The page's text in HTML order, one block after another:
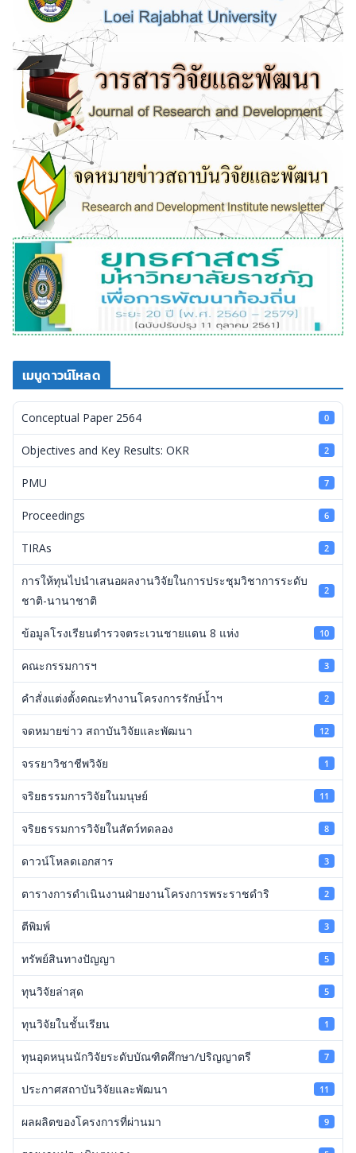
เมนูดาวน์โหลด
Conceptual Paper 2564 0
Objectives and Key Results: OKR 2
PMU 7
Proceedings 6
TIRAs 2
การให้ทุนไปนำเสนอผลงานวิจัยในการประชุมวิชาการระดับ
ชาติ-นานาชาติ
2
ข้อมูลโรงเรียนตำรวจตระเวนชายแดน 8 แห่ง 10
คณะกรรมการฯ 3
คำสั่งแต่งตั้งคณะทำงานโครงการรักษ์น้ำฯ 2
จดหมายข่าว สถาบันวิจัยและพัฒนา 12
จรรยาวิชาชีพวิจัย 1
จริยธรรมการวิจัยในมนุษย์ 11
จริยธรรมการวิจัยในสัตว์ทดลอง 8
ดาวน์โหลดเอกสาร 3
ตารางการดำเนินงานฝ่ายงานโครงการพระราชดำริ 2
ตีพิมพ์ 3
ทรัพย์สินทางปัญญา 5
ทุนวิจัยล่าสุด 5
ทุนวิจัยในชั้นเรียน 1
ทุนอุดหนุนนักวิจัยระดับบัณฑิตศึกษา/ปริญญาตรี 7
ประกาศสถาบันวิจัยและพัฒนา 11
ผลผลิตของโครงการที่ผ่านมา 9